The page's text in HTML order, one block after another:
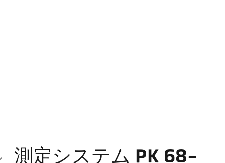
測定システム PK 68-